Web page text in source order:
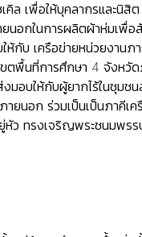
เคิล เพื่อให้บุคลากรและนิ
นอกในการผลิตผ้าห่มเพื่
กับ เครือข่ายหน่วยงานภ
ขตพื้นที่การศึกษา 4 จังห
อบให้กับผู้ยากไร้ในชุมช
ยนอก ร่วมเป็นเป็นภาคีเ
หัว ทรงเจริญพระชนมพ